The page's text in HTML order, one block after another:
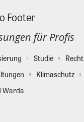
für Profis
Studie Recht
Klimaschutz
Warda